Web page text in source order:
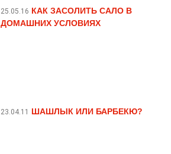
25.05.16 КАК ЗАСОЛИТЬ САЛО В
ДОМАШНИХ УСЛОВИЯХ
23.04.11 ШАШЛЫК ИЛИ БАРБЕКЮ?